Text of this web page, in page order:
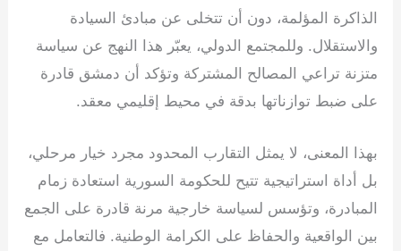
الذاكرة المؤلمة، دون أن تتخلى عن مبادئ السيادة
والاستقلال. وللمجتمع الدولي، يعبّر هذا النهج عن سياسة
متزنة تراعي المصالح المشتركة وتؤكد أن دمشق قادرة
على ضبط توازناتها بدقة في محيط إقليمي معقد.
بهذا المعنى، لا يمثل التقارب المحدود مجرد خيار مرحلي،
بل أداة استراتيجية تتيح للحكومة السورية استعادة زمام
المبادرة، وتؤسس لسياسة خارجية مرنة قادرة على الجمع
بين الواقعية والحفاظ على الكرامة الوطنية. فالتعامل مع